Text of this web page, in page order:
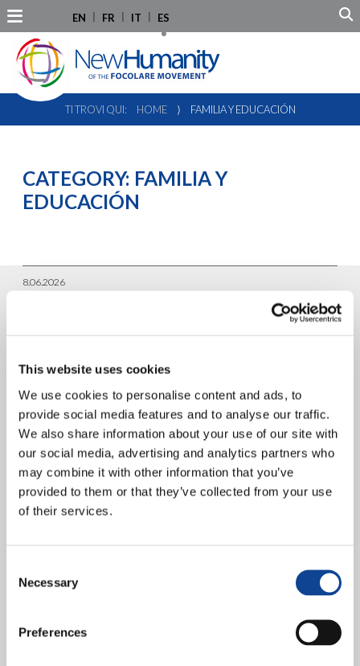
This website uses cookies
We use cookies to personalise content and ads, to
provide social media features and to analyse our traffic.
We also share information about your use of our site with
our social media, advertising and analytics partners who
may combine it with other information that you’ve
provided to them or that they’ve collected from your use
of their services.
Selection
Necessary
Preferences
EN FR IT ES
TI TROVI QUI: HOME ⟩ FAMILIA Y EDUCACIÓN
CATEGORY: FAMILIA Y
EDUCACIÓN
8.06.2026
Una nueva visión educativa